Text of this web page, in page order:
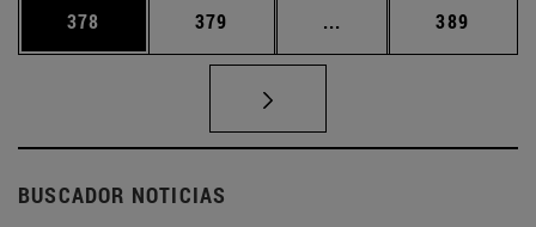
Página
378 Página
379 ... Páginas intermedias
Página
389
BUSCADOR NOTICIAS